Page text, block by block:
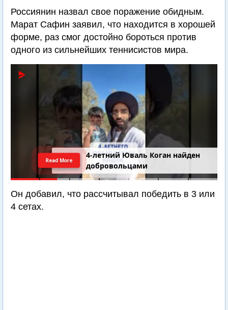
Россиянин назвал свое поражение обидным.
Марат Сафин заявил, что находится в хорошей
форме, раз смог достойно бороться против
одного из сильнейших теннисистов мира.
4-летний Юваль Коган найден
добровольцами
Read More
Он добавил, что рассчитывал победить в 3 или
4 сетах.